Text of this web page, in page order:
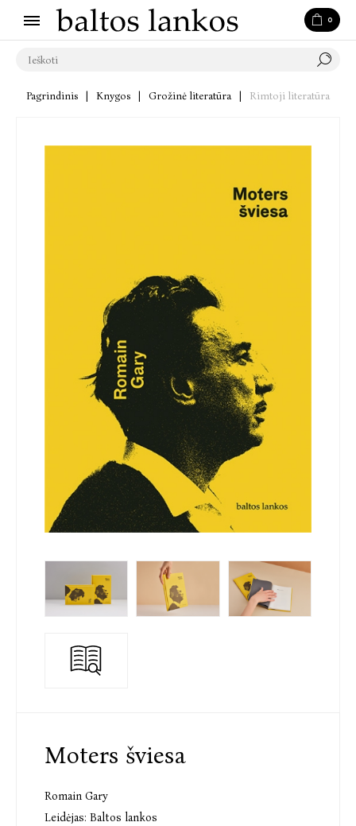
0
Pagrindinis Knygos Grožinė literatūra Rimtoji literatūra
Moters šviesa
Romain Gary
Leidėjas: Baltos lankos